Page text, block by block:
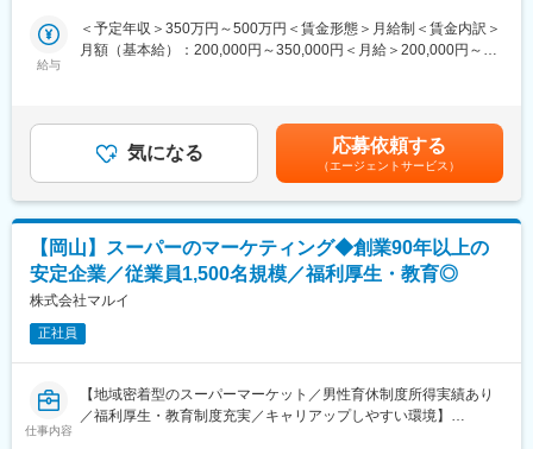
変更の範囲：会社の定める業務
■業務内容：
・ネットスーパー事業全体における商品企画立案、運用面の管理
・配送業務および配送体制の構築・運営管理、人材育成
充実しており、入社から10年後のキャリア形成を計画します。
■リーダーシップ研修：
『アンガーマネジメント』を踏まえて『部下の自主性を育てる指
導法』などリーダーとしての心構えや実践すべき具体的な行動に
ついて学び、チームの活性化を図るリーダーシップのあり方を考
えます。
■当社の特徴：
1931年2月、津山市元魚町14番地にマルイ食料品店として創業。
給与
＜予定年収＞350万円～500万円＜賃金形態＞月給制＜賃金内訳＞
月額（基本給）：200,000円～350,000円＜月給＞200,000円～
でも目安の金額であり、選考を通じて上下する可能性がありま
す。月給(月額)は固定手当を含めた表記です。
気になる 応募依頼する
（エージェントサービス）
【岡山】スーパーのマーケティング◆創業90年以上の
安定企業／従業員1,500名規模／福利厚生・教育◎
株式会社マルイ
正社員
仕事内容
【地域密着型のスーパーマーケット／男性育休制度所得実績あり
／福利厚生・教育制度充実／キャリアップしやすい環境】